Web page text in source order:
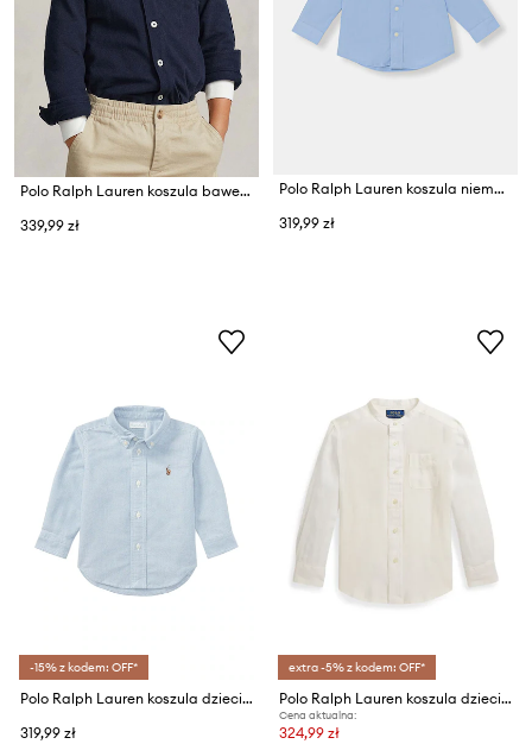
Polo Ralph Lauren koszula bawełniana dziecięca
339,99 zł
Polo Ralph Lauren koszula niemowlęca bawełniana
319,99 zł
-15% z kodem: OFF*
Polo Ralph Lauren koszula dziecięca bawełniana
319,99 zł
extra -5% z kodem: OFF*
Polo Ralph Lauren koszula dziecięca lniana
Cena aktualna:
324,99 zł